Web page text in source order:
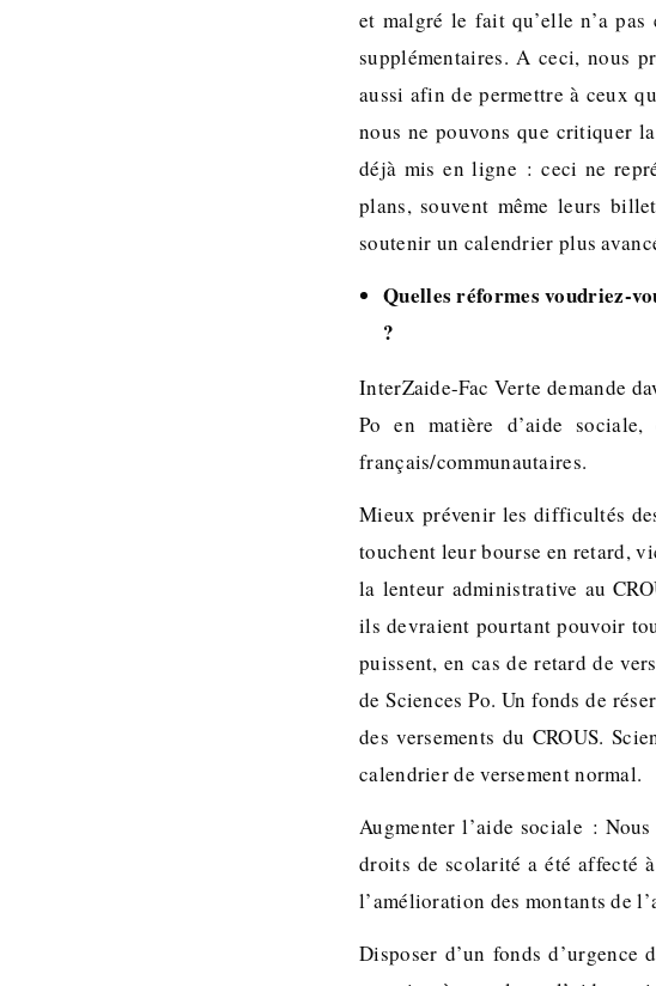
et malgré le fait qu’elle n’a
supplémentaires. A ceci, nous
aussi afin de permettre à ceux
nous ne pouvons que critiquer
déjà mis en ligne : ceci ne
plans, souvent même leurs
soutenir un calendrier plus
Quelles réformes voudriez-
?
InterZaide-Fac Verte demande
Po en matière d’aide
français/communautaires.
Mieux prévenir les difficultés
touchent leur bourse en retard,
la lenteur administrative au
ils devraient pourtant pouvoir
puissent, en cas de retard de
de Sciences Po. Un fonds de
des versements du CROUS.
calendrier de versement normal.
Augmenter l’aide sociale :
droits de scolarité a été affecté
l’amélioration des montants de
Disposer d’un fonds d’urgence